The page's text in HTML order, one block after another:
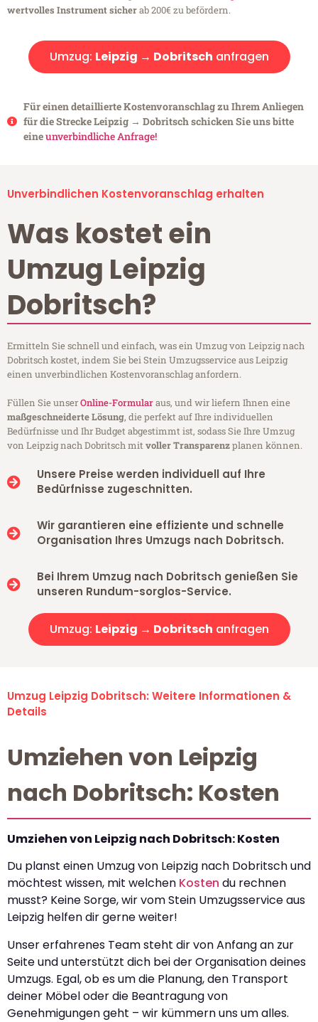
wertvolles Instrument sicherab 200€ zu befördern.
Umzug: Leipzig → Dobritsch anfragen
Für einen detaillierte Kostenvoranschlag zu Ihrem Anliegen
für die Strecke Leipzig → Dobritsch schicken Sie uns bitte
eineunverbindliche Anfrage!
Unverbindlichen Kostenvoranschlag erhalten
Was kostet ein
Umzug Leipzig
Dobritsch?
Ermitteln Sie schnell und einfach, was ein Umzug von Leipzig nach
Dobritsch kostet, indem Sie bei Stein Umzugsservice aus Leipzig
einen unverbindlichen Kostenvoranschlag anfordern.
Füllen Sie unserOnline-Formularaus, und wir liefern Ihnen eine
maßgeschneiderte Lösung, die perfekt auf Ihre individuellen
Bedürfnisse und Ihr Budget abgestimmt ist, sodass Sie Ihre Umzug
von Leipzig nach Dobritsch mitvoller Transparenzplanen können.
Unsere Preise werden individuell auf Ihre
Bedürfnisse zugeschnitten.
Wir garantieren eine effiziente und schnelle
Organisation Ihres Umzugs nach Dobritsch.
Bei Ihrem Umzug nach Dobritsch genießen Sie
unseren Rundum-sorglos-Service.
Umzug: Leipzig → Dobritsch anfragen
Umzug Leipzig Dobritsch: Weitere Informationen &
Details
Umziehen von Leipzig
nach Dobritsch: Kosten
Umziehen von Leipzig nach Dobritsch: Kosten
Du planst einen Umzug von Leipzig nach Dobritsch und
möchtest wissen, mit welchen Kosten du rechnen
musst? Keine Sorge, wir vom Stein Umzugsservice aus
Leipzig helfen dir gerne weiter!
Unser erfahrenes Team steht dir von Anfang an zur
Seite und unterstützt dich bei der Organisation deines
Umzugs. Egal, ob es um die Planung, den Transport
deiner Möbel oder die Beantragung von
Genehmigungen geht – wir kümmern uns um alles.